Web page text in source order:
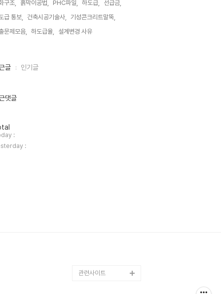
구조,
흙막이공법, PHC파일, 하도급,
선급금,
급 통보,
건축시공기술사,
기성콘크리트말뚝,
문제모음,
하도급율, 설계변경 사유,
글 인기글
댓글
:
:
관련사이트